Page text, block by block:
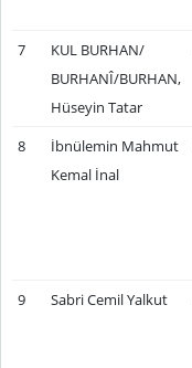
7
KUL BURHAN/
BURHANÎ/BURHAN,
Hüseyin Tatar
8
İbnülemin Mahmut
Kemal İnal
9 Sabri Cemil Yalkut